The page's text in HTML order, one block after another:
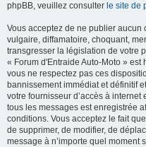
phpBB, veuillez consulter le site de
Vous acceptez de ne publier
vulgaire, diffamatoire, choquant,
transgresser la législation de votre
« Forum d'Entraide Auto-Moto »
vous ne respectez pas ces
bannissement immédiat et définitif
votre fournisseur d’accès à internet
tous les messages est enregistrée
conditions. Vous acceptez le fait
de supprimer, de modifier, de
message à n’importe quel moment